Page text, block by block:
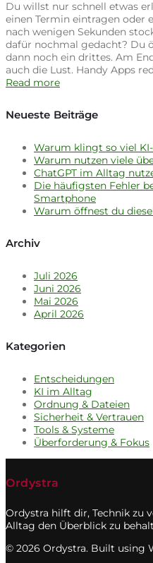
Du willst nur schnell etwas
einen Termin eintragen oder
nach wenigen Sekunden
dafür nochmal gedacht? Du
dann noch ein drittes. Am
auch die Lust. Handy Apps
Read more
Neueste Beiträge
Warum klingt so viel
Warum nutzen viele
ChatGPT im Alltag
Die häufigsten Fehler
Smartphone
Warum öffnest du
Archiv
Juli 2026
Juni 2026
Mai 2026
April 2026
Kategorien
Entscheidungen
KI im Alltag
Ordnung & Dateien
Sicherheit & Vertrauen
Tools & Systeme
Überforderung & Fokus
Ordystra
Ordystra hilft dir, Technik zu
Alltag den Überblick zu
© 2026 Ordystra. Built using